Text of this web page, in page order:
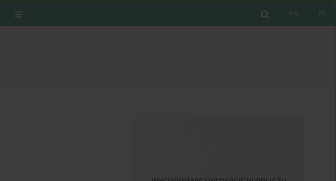
PL
EN